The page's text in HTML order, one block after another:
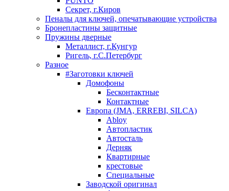
Секрет, г.Киров
Пеналы для ключей, опечатывающие устройства
Бронепластины защитные
Пружины дверные
Металлист, г.Кунгур
Ригель, г.С.Петербург
Разное
#Заготовки ключей
Домофоны
Бесконтактные
Контактные
Европа (JMA, ERREBI, SILCA)
Abloy
Автопластик
Автосталь
Дерняк
Квартирные
крестовые
Специальные
Заводской оригинал